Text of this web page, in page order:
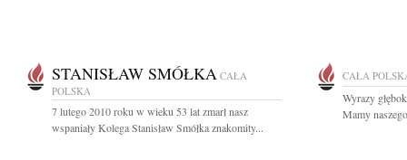
STANISŁAW SMÓŁKA CAŁA
POLSKA
7 lutego 2010 roku w wieku 53 lat zmarł nasz
wspaniały Kolega Stanisław Smółka znakomity...
CAŁA
Wyrazy
Mamy